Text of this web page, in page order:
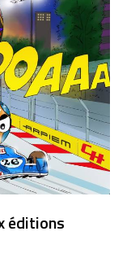
éditions